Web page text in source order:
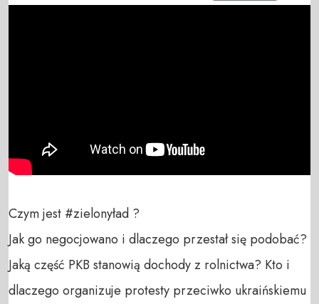
Czym jest #zielonyład ?
Jak go negocjowano i dlaczego przestał się podobać?
Jaką część PKB stanowią dochody z rolnictwa? Kto i
dlaczego organizuje protesty przeciwko ukraińskiemu